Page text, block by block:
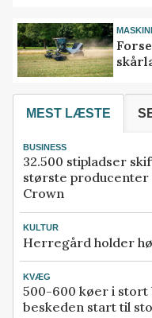
MEST LÆSTE
BUSINESS
32.500 stipladser
største producenter
Crown
KULTUR
Herregård holder
KVÆG
500-600 køer i
beskeden start til